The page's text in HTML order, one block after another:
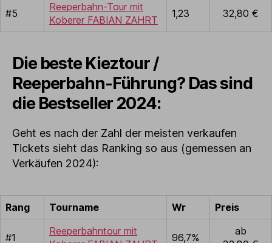
#5
Reeperbahn-Tour mit
Koberer FABIAN ZAHRT
1,23 32,80 €
Die beste Kieztour /
Reeperbahn-Führung? Das sind
die Bestseller 2024:
Geht es nach der Zahl der meisten verkaufen
Tickets sieht das Ranking so aus (gemessen an
Verkäufen 2024):
Rang Tourname Wr Preis
#1
Reeperbahntour mit
96,7%
ab